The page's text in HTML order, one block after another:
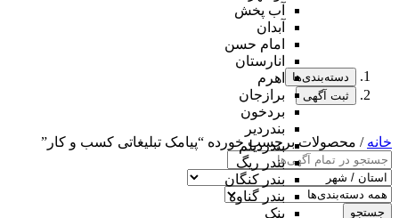
آب پخش
آبدان
امام حسن
انارستان
اهرم
برازجان
بردخون
بندردیر
بندردیلم
بندر ریگ
بندر کنگان
بندر گناوه
بنک
دسته‌بندی‌ها
ثبت آگهی
خانه / محصولات برچسب خورده “پیامک تبلیغاتی کسب و کار”
جستجو